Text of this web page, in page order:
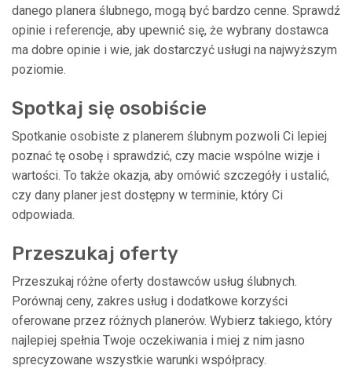
danego planera ślubnego, mogą być bardzo cenne. Sprawdź
opinie i referencje, aby upewnić się, że wybrany dostawca
ma dobre opinie i wie, jak dostarczyć usługi na najwyższym
poziomie.
Spotkaj się osobiście
Spotkanie osobiste z planerem ślubnym pozwoli Ci lepiej
poznać tę osobę i sprawdzić, czy macie wspólne wizje i
wartości. To także okazja, aby omówić szczegóły i ustalić,
czy dany planer jest dostępny w terminie, który Ci
odpowiada.
Przeszukaj oferty
Przeszukaj różne oferty dostawców usług ślubnych.
Porównaj ceny, zakres usług i dodatkowe korzyści
oferowane przez różnych planerów. Wybierz takiego, który
najlepiej spełnia Twoje oczekiwania i miej z nim jasno
sprecyzowane wszystkie warunki współpracy.